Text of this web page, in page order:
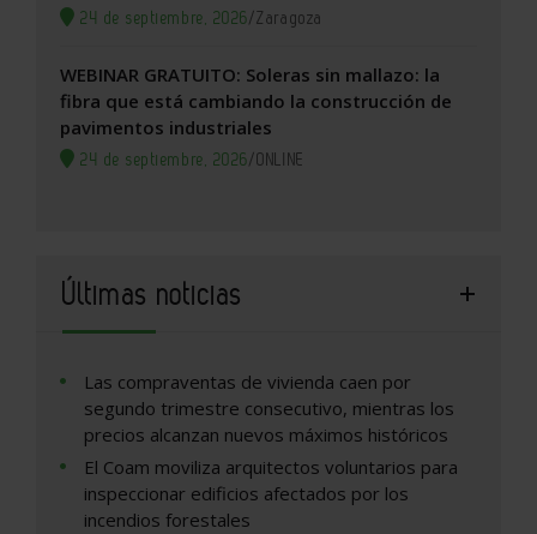
24 de septiembre, 2026/Zaragoza
WEBINAR GRATUITO: Soleras sin mallazo: la
fibra que está cambiando la construcción de
pavimentos industriales
24 de septiembre, 2026/ONLINE
Últimas noticias
Las compraventas de vivienda caen por
segundo trimestre consecutivo, mientras los
precios alcanzan nuevos máximos históricos
El Coam moviliza arquitectos voluntarios para
inspeccionar edificios afectados por los
incendios forestales